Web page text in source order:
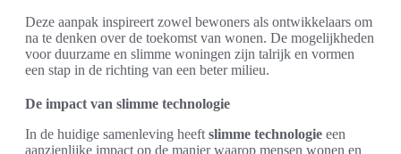
Deze aanpak inspireert zowel bewoners als ontwikkelaars om
na te denken over de toekomst van wonen. De mogelijkheden
voor duurzame en slimme woningen zijn talrijk en vormen
een stap in de richting van een beter milieu.
De impact van slimme technologie
In de huidige samenleving heeft slimme technologie een
aanzienlijke impact op de manier waarop mensen wonen en